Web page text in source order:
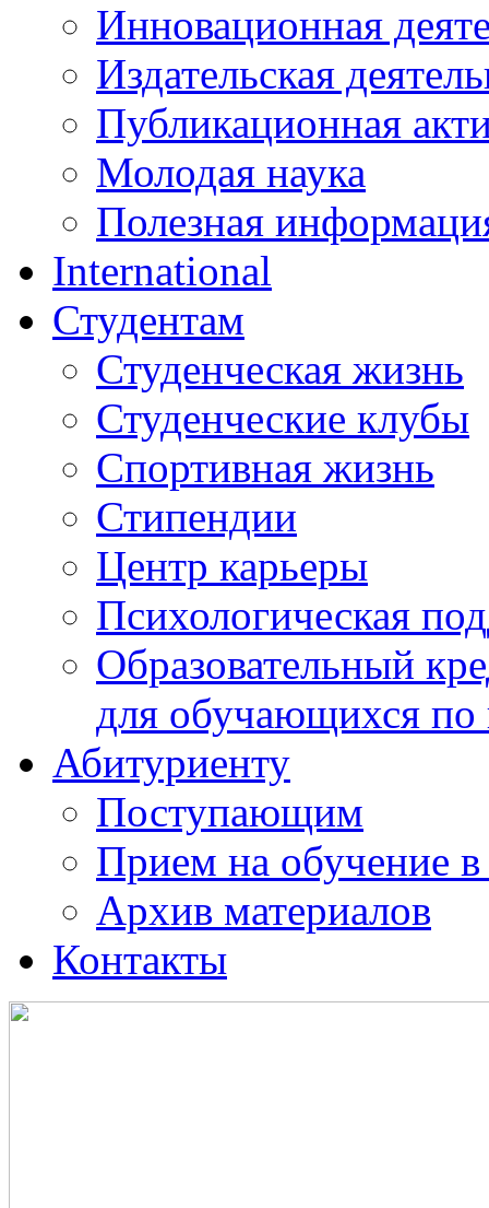
Инновационная
Издательская
Публикационная
Молодая наука
Полезная
International
Студентам
Студенческая жизнь
Студенческие клубы
Спортивная жизнь
Стипендии
Центр карьеры
Психологическая
Образовательный
для обучающихся
Абитуриенту
Поступающим
Прием на обучение в
Архив материалов
Контакты